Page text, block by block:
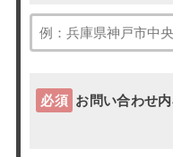
必須 お問い合わせ